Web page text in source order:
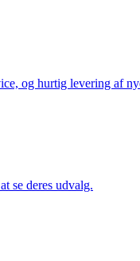
og hurtig levering af
se deres udvalg.